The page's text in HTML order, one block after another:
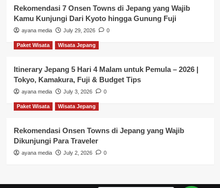
Rekomendasi 7 Onsen Towns di Jepang yang Wajib
Kamu Kunjungi Dari Kyoto hingga Gunung Fuji
ayana media July 29, 2026 0
Paket Wisata Wisata Jepang
Itinerary Jepang 5 Hari 4 Malam untuk Pemula – 2026 |
Tokyo, Kamakura, Fuji & Budget Tips
ayana media July 3, 2026 0
Paket Wisata Wisata Jepang
Rekomendasi Onsen Towns di Jepang yang Wajib
Dikunjungi Para Traveler
ayana media July 2, 2026 0